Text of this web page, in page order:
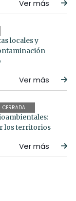
Ver más
locales y
Ver más
CERRADA
los territorios
Ver más